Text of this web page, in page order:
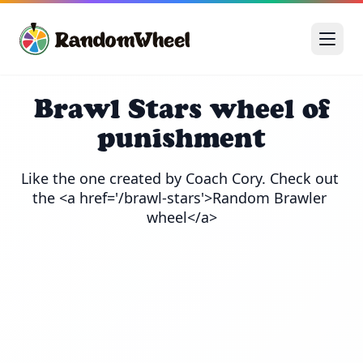
Brawl Stars wheel of
punishment
Like the one created by Coach Cory. Check out
the <a href='/brawl-stars'>Random Brawler
wheel</a>